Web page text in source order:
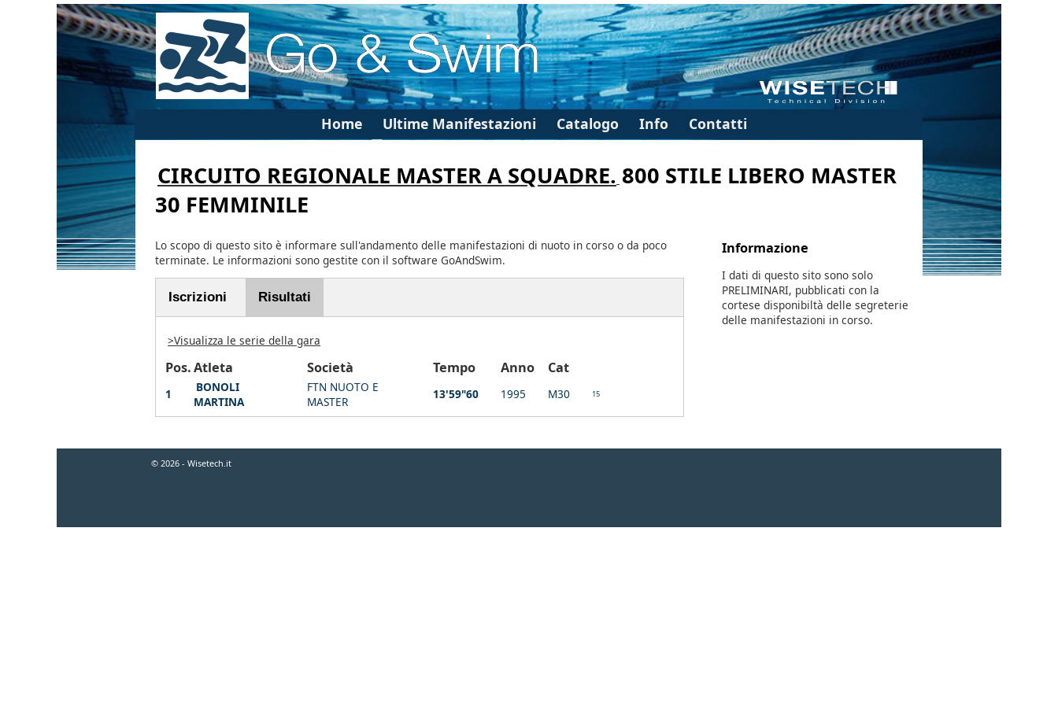
Home Ultime Manifestazioni Catalogo Info Contatti
CIRCUITO REGIONALE MASTER A SQUADRE. 800 STILE LIBERO MASTER
30 FEMMINILE
Lo scopo di questo sito è informare sull'andamento delle manifestazioni di nuoto in corso o da poco
terminate. Le informazioni sono gestite con il software GoAndSwim.
Iscrizioni Risultati
>Visualizza le serie della gara
Pos.Atleta Società Tempo Anno Cat
1
BONOLI
MARTINA
FTN NUOTO E
MASTER
13'59"60 1995 M30 15
Informazione
I dati di questo sito sono solo
PRELIMINARI, pubblicati con la
cortese disponibiltà delle segreterie
delle manifestazioni in corso.
© 2026 - Wisetech.it